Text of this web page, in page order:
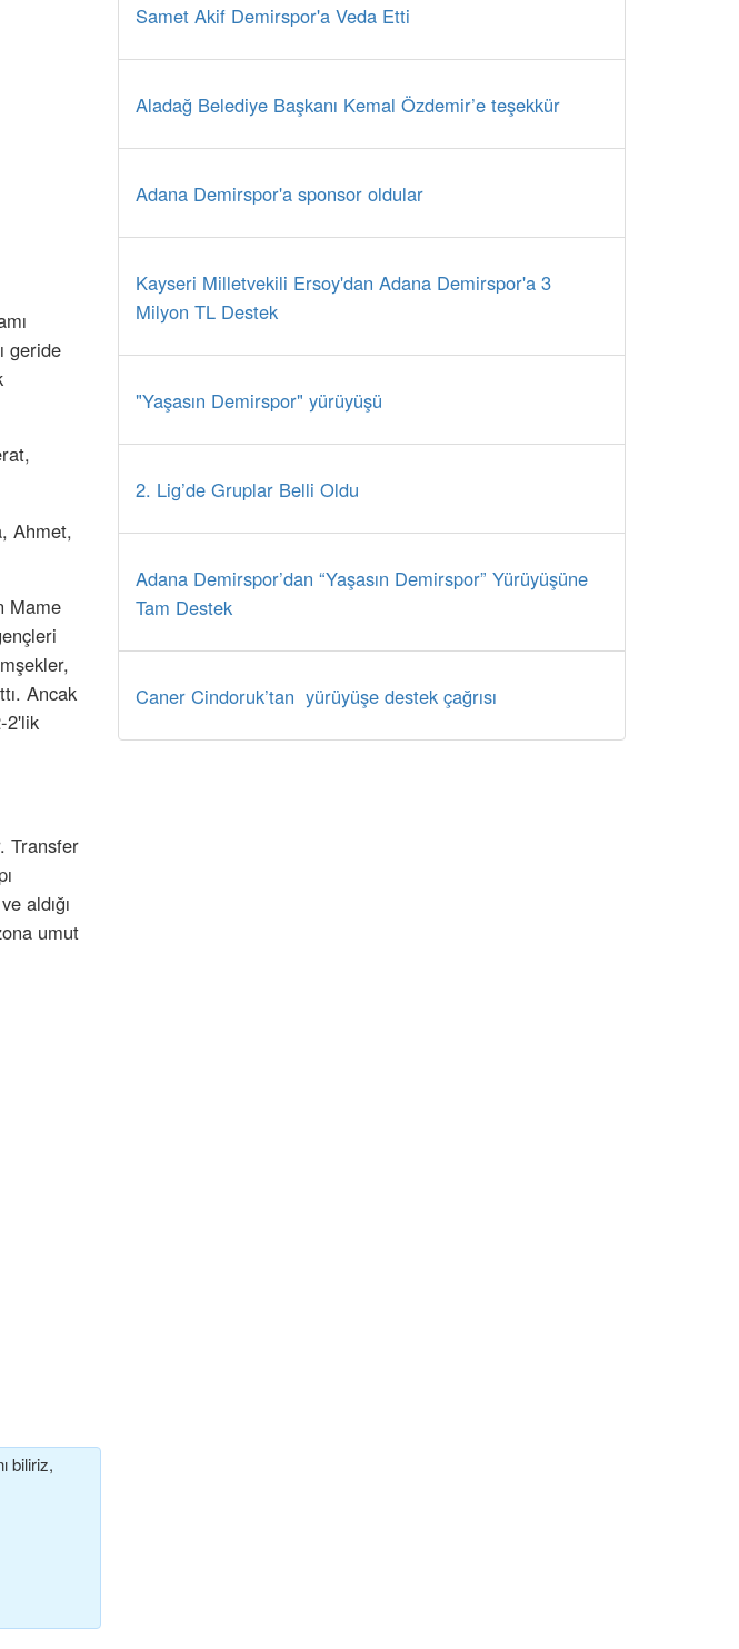
geride
Ahmet,
Mame
Ancak
2'lik
Transfer
aldığı
umut
biliriz,
Samet Akif Demirspor'a Veda Etti
Aladağ Belediye Başkanı Kemal Özdemir’e teşekkür
Adana Demirspor'a sponsor oldular
Kayseri Milletvekili Ersoy'dan Adana Demirspor'a 3
Milyon TL Destek
"Yaşasın Demirspor" yürüyüşü
2. Lig’de Gruplar Belli Oldu
Adana Demirspor’dan “Yaşasın Demirspor” Yürüyüşüne
Tam Destek
Caner Cindoruk’tan yürüyüşe destek çağrısı